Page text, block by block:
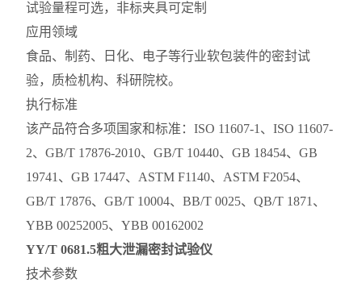
试验量程可选，非标夹具可定制
应用领域
食品、制药、日化、电子等行业软包装件的密封试
验，质检机构、科研院校。
执行标准
该产品符合多项国家和标准：ISO 11607-1、ISO 11607-
2、GB/T 17876-2010、GB/T 10440、GB 18454、GB
19741、GB 17447、ASTM F1140、ASTM F2054、
GB/T 17876、GB/T 10004、BB/T 0025、QB/T 1871、
YBB 00252005、YBB 00162002
YY/T 0681.5粗大泄漏密封试验仪
技术参数